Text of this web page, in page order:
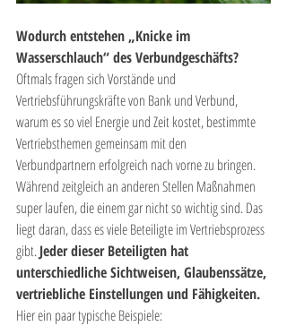
Wodurch entstehen „Knicke im
Wasserschlauch“ des Verbundgeschäfts?
Oftmals fragen sich Vorstände und
Vertriebsführungskräfte von Bank und Verbund,
warum es so viel Energie und Zeit kostet, bestimmte
Vertriebsthemen gemeinsam mit den
Verbundpartnern erfolgreich nach vorne zu bringen.
Während zeitgleich an anderen Stellen Maßnahmen
super laufen, die einem gar nicht so wichtig sind. Das
liegt daran, dass es viele Beteiligte im Vertriebsprozess
gibt. Jeder dieser Beteiligten hat
unterschiedliche Sichtweisen, Glaubenssätze,
vertriebliche Einstellungen und Fähigkeiten.
Hier ein paar typische Beispiele: